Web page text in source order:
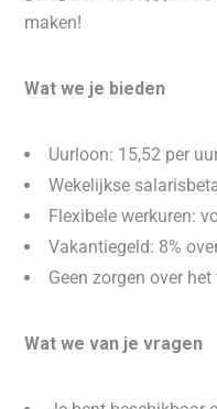
maken!
Wat we je bieden
Uurloon: 15,52 per
Wekelijkse
Flexibele werkuren:
Vakantiegeld: 8%
Geen zorgen over
Wat we van je vragen